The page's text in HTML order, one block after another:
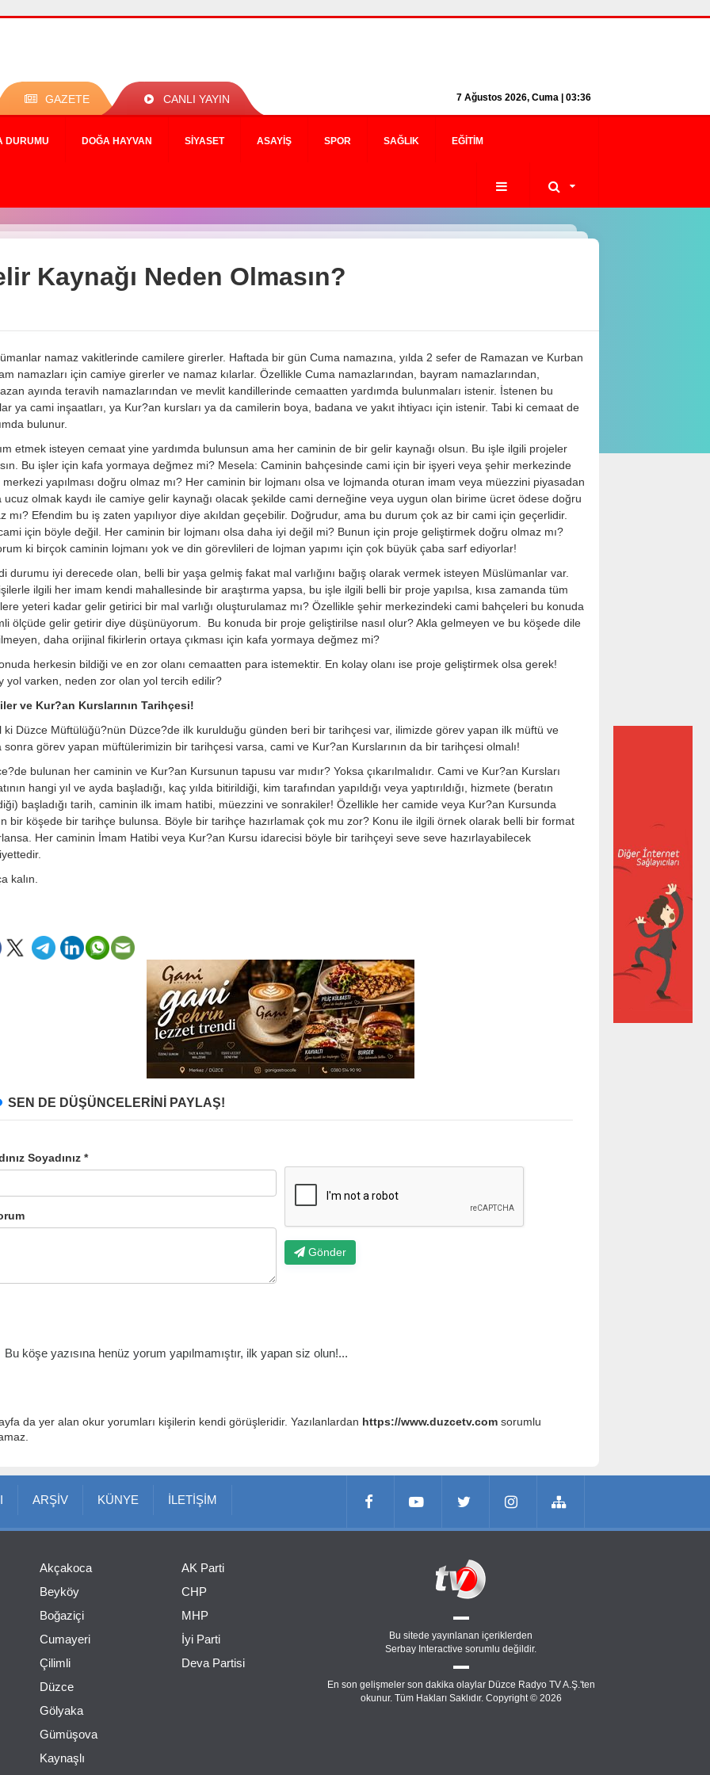
GAZETE CANLI YAYIN 7 Ağustos 2026, Cuma | 03:37
DURUMU DOĞA HAYVAN SIYASET ASAYIŞ SPOR SAĞLIK EĞITIM
Kaynağı Neden Olmasın?
namaz vakitlerinde camilere girerler. Haftada bir gün Cuma namazına, yılda 2 sefer de Ramazan ve Kurban
namazları için camiye girerler ve namaz kılarlar. Özellikle Cuma namazlarından, bayram namazlarından,
ayında teravih namazlarından ve mevlit kandillerinde cemaatten yardımda bulunmaları istenir. İstenen bu
ya cami inşaatları, ya Kur?an kursları ya da camilerin boya, badana ve yakıt ihtiyacı için istenir. Tabi ki cemaat de
bulunur.
etmek isteyen cemaat yine yardımda bulunsun ama her caminin de bir gelir kaynağı olsun. Bu işle ilgili projeler
Bu işler için kafa yormaya değmez mi? Mesela: Caminin bahçesinde cami için bir işyeri veya şehir merkezinde
yapılması doğru olmaz mı? Her caminin bir lojmanı olsa ve lojmanda oturan imam veya müezzini piyasadan
ucuz olmak kaydı ile camiye gelir kaynağı olacak şekilde cami derneğine veya uygun olan birime ücret ödese doğru
mı? Efendim bu iş zaten yapılıyor diye akıldan geçebilir. Doğrudur, ama bu durum çok az bir cami için geçerlidir.
için böyle değil. Her caminin bir lojmanı olsa daha iyi değil mi? Bunun için proje geliştirmek doğru olmaz mı?
ki birçok caminin lojmanı yok ve din görevlileri de lojman yapımı için çok büyük çaba sarf ediyorlar!
durumu iyi derecede olan, belli bir yaşa gelmiş fakat mal varlığını bağış olarak vermek isteyen Müslümanlar var.
ilgili her imam kendi mahallesinde bir araştırma yapsa, bu işle ilgili belli bir proje yapılsa, kısa zamanda tüm
yeteri kadar gelir getirici bir mal varlığı oluşturulamaz mı? Özellikle şehir merkezindeki cami bahçeleri bu konuda
ölçüde gelir getirir diye düşünüyorum. Bu konuda bir proje geliştirilse nasıl olur? Akla gelmeyen ve bu köşede dile
daha orijinal fikirlerin ortaya çıkması için kafa yormaya değmez mi?
herkesin bildiği ve en zor olanı cemaatten para istemektir. En kolay olanı ise proje geliştirmek olsa gerek!
yol varken, neden zor olan yol tercih edilir?
ve Kur?an Kurslarının Tarihçesi!
ki Düzce Müftülüğü?nün Düzce?de ilk kurulduğu günden beri bir tarihçesi var, ilimizde görev yapan ilk müftü ve
sonra görev yapan müftülerimizin bir tarihçesi varsa, cami ve Kur?an Kurslarının da bir tarihçesi olmalı!
bulunan her caminin ve Kur?an Kursunun tapusu var mıdır? Yoksa çıkarılmalıdır. Cami ve Kur?an Kursları
hangi yıl ve ayda başladığı, kaç yılda bitirildiği, kim tarafından yapıldığı veya yaptırıldığı, hizmete (beratın
başladığı tarih, caminin ilk imam hatibi, müezzini ve sonrakiler! Özellikle her camide veya Kur?an Kursunda
bir köşede bir tarihçe bulunsa. Böyle bir tarihçe hazırlamak çok mu zor? Konu ile ilgili örnek olarak belli bir format
Her caminin İmam Hatibi veya Kur?an Kursu idarecisi böyle bir tarihçeyi seve seve hazırlayabilecek
kalın.
SEN DE DÜŞÜNCELERİNİ PAYLAŞ!
Soyadınız *
Gönder
Bu köşe yazısına henüz yorum yapılmamıştır, ilk yapan siz olun!...
da yer alan okur yorumları kişilerin kendi görüşleridir. Yazılanlardan https://www.duzcetv.comsorumlu
ARŞİV KÜNYE İLETİŞİM
Akçakoca
Beyköy
Boğaziçi
Cumayeri
Çilimli
Düzce
Gölyaka
Gümüşova
Kaynaşlı
AK Parti
CHP
MHP
İyi Parti
Deva Partisi
Bu sitede yayınlanan içeriklerden
Serbay Interactive sorumlu değildir.
En son gelişmeler son dakika olaylar Düzce Radyo TV A.Ş.'ten
okunur. Tüm Hakları Saklıdır. Copyright © 2026